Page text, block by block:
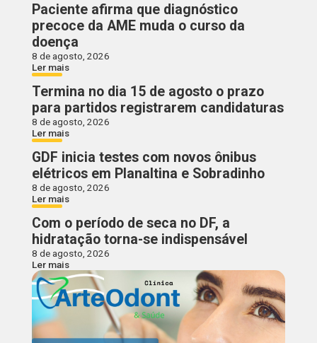
Paciente afirma que diagnóstico
precoce da AME muda o curso da
doença
8 de agosto, 2026
Ler mais
Termina no dia 15 de agosto o prazo
para partidos registrarem candidaturas
8 de agosto, 2026
Ler mais
GDF inicia testes com novos ônibus
elétricos em Planaltina e Sobradinho
8 de agosto, 2026
Ler mais
Com o período de seca no DF, a
hidratação torna-se indispensável
8 de agosto, 2026
Ler mais